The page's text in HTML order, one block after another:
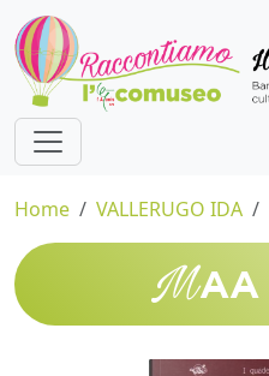
Home VALLERUGO IDA
MAA